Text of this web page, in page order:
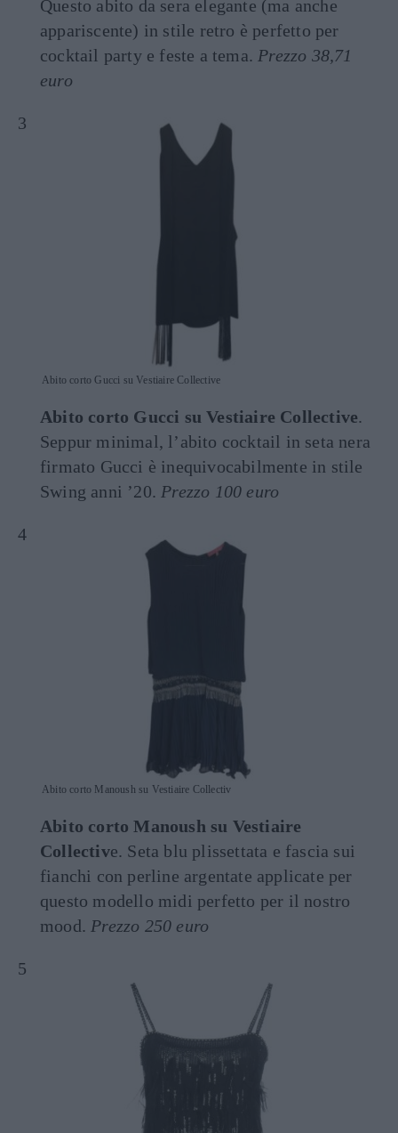
Questo abito da sera elegante (ma anche
appariscente) in stile retro è perfetto per
cocktail party e feste a tema. Prezzo 38,71
euro
Abito corto Gucci su Vestiaire Collective
Abito corto Gucci su Vestiaire Collective.
Seppur minimal, l’abito cocktail in seta nera
firmato Gucci è inequivocabilmente in stile
Swing anni ’20. Prezzo 100 euro
Abito corto Manoush su Vestiaire Collectiv
Abito corto Manoush su Vestiaire
Collective. Seta blu plissettata e fascia sui
fianchi con perline argentate applicate per
questo modello midi perfetto per il nostro
mood. Prezzo 250 euro